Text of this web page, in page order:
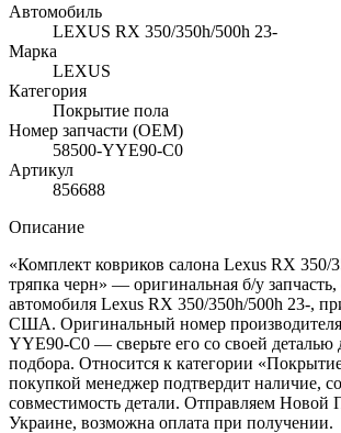
Автомобиль
LEXUS RX 350/350h/500h 23-
Марка
LEXUS
Категория
Покрытие пола
Номер запчасти (OEM)
58500-YYE90-C0
Артикул
856688
Описание
«Комплект ковриков салона Lexus RX 350/
тряпка черн» — оригинальная б/у запчасть,
автомобиля Lexus RX 350/350h/500h 23-,
США. Оригинальный номер
YYE90-C0 — сверьте его со своей деталью
подбора. Относится к категории
покупкой менеджер подтвердит наличие,
совместимость детали. Отправляем Новой
Украине, возможна оплата при получении.